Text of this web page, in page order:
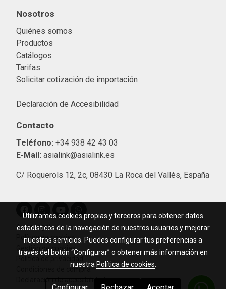
Nosotros
Quiénes somos
Productos
Catálogos
Tarifas
Solicitar cotización de importación
Declaración de Accesibilidad
Contacto
Teléfono: +34 938 42 43 03
E-Mail: asialink@asialink.es
C/ Roquerols 12, 2c, 08430 La Roca del Vallès, España
Aviso legal
Política de cookies
Gestión de cookies
Condiciones de compra
Utilizamos cookies propias y terceros para obtener datos
estadísticos de la navegación de nuestros usuarios y mejorar
nuestros servicios. Puedes configurar tus preferencias a
través del botón “Configurar” o obtener más información en
nuestra Política de cookies